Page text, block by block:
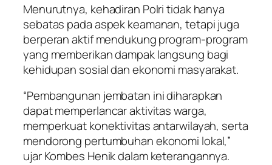
Menurutnya, kehadiran Polri tidak hanya
sebatas pada aspek keamanan, tetapi juga
berperan aktif mendukung program-program
yang memberikan dampak langsung bagi
kehidupan sosial dan ekonomi masyarakat.
“Pembangunan jembatan ini diharapkan
dapat memperlancar aktivitas warga,
memperkuat konektivitas antarwilayah, serta
mendorong pertumbuhan ekonomi lokal,”
ujar Kombes Henik dalam keterangannya.